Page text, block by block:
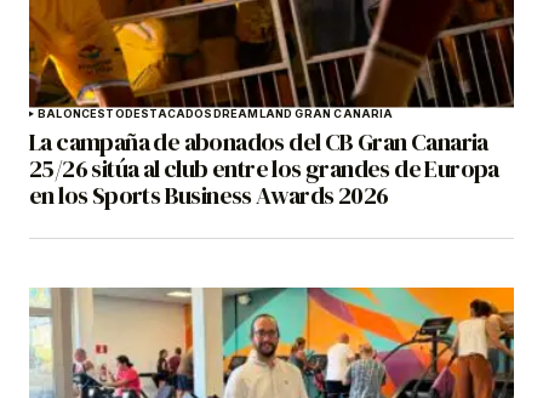
BALONCESTODESTACADOSDREAMLAND GRAN CANARIA
La campaña de abonados del CB Gran Canaria
25/26 sitúa al club entre los grandes de Europa
en los Sports Business Awards 2026